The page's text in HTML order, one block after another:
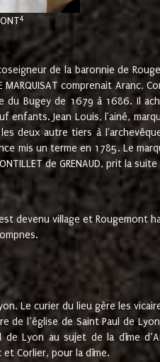
4
de la baronnie de
comprenait Aranc,
Bugey de 1679 à 1686. Il
enfants. Jean Louis, l'ainé,
deux autre tiers à
mis un terme en 1785. Le
de GRENAUD, prit la
devenu village et Rougemont
Le curier du lieu gère les
de l’église de Saint Paul de
Lyon au sujet de la dîme
et Corlier, pour la dîme.